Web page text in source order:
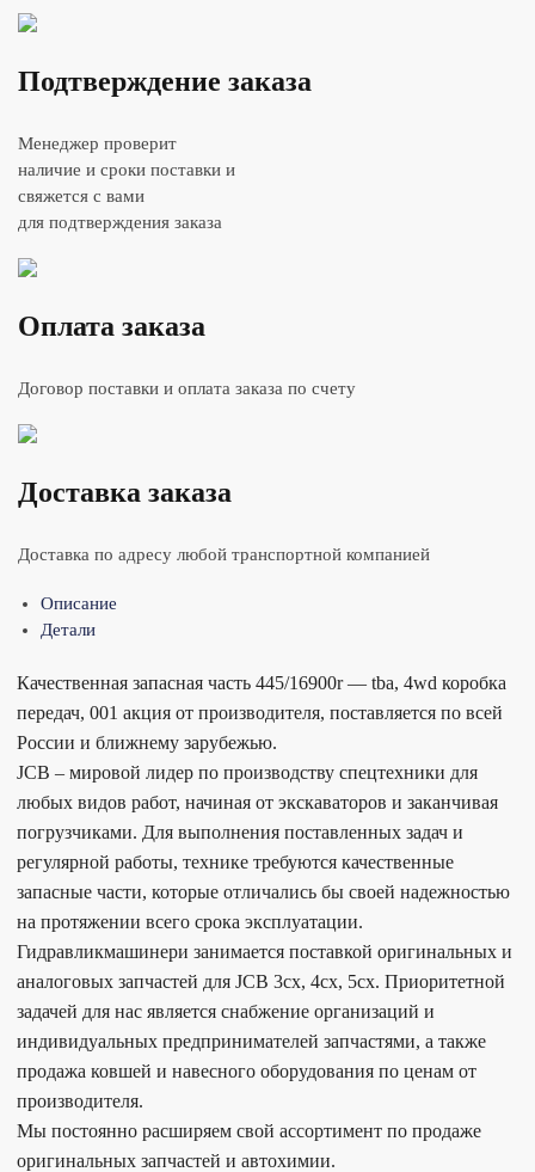
Подтверждение заказа
Менеджер проверит
наличие и сроки поставки и
свяжется с вами
для подтверждения заказа
Оплата заказа
Договор поставки и оплата заказа по счету
Доставка заказа
Доставка по адресу любой транспортной компанией
Описание
Детали
Качественная запасная часть 445/16900r — tba, 4wd коробка
передач, 001 акция от производителя, поставляется по всей
России и ближнему зарубежью.
JCB – мировой лидер по производству спецтехники для
любых видов работ, начиная от экскаваторов и заканчивая
погрузчиками. Для выполнения поставленных задач и
регулярной работы, технике требуются качественные
запасные части, которые отличались бы своей надежностью
на протяжении всего срока эксплуатации.
Гидравликмашинери занимается поставкой оригинальных и
аналоговых запчастей для JCB 3cx, 4cx, 5cx. Приоритетной
задачей для нас является снабжение организаций и
индивидуальных предпринимателей запчастями, а также
продажа ковшей и навесного оборудования по ценам от
производителя.
Мы постоянно расширяем свой ассортимент по продаже
оригинальных запчастей и автохимии.